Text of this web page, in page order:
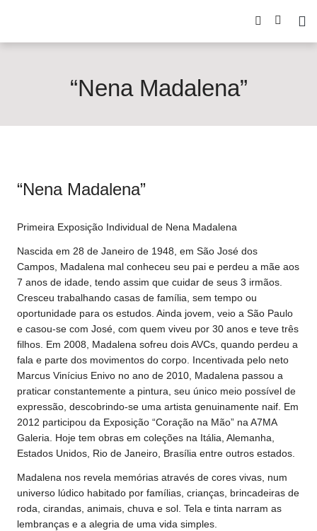
“Nena Madalena”
“Nena Madalena”
Primeira Exposição Individual de Nena Madalena
Nascida em 28 de Janeiro de 1948, em São José dos
Campos, Madalena mal conheceu seu pai e perdeu a mãe aos
7 anos de idade, tendo assim que cuidar de seus 3 irmãos.
Cresceu trabalhando casas de família, sem tempo ou
oportunidade para os estudos. Ainda jovem, veio a São Paulo
e casou-se com José, com quem viveu por 30 anos e teve três
filhos. Em 2008, Madalena sofreu dois AVCs, quando perdeu a
fala e parte dos movimentos do corpo. Incentivada pelo neto
Marcus Vinícius Enivo no ano de 2010, Madalena passou a
praticar constantemente a pintura, seu único meio possível de
expressão, descobrindo-se uma artista genuinamente naif. Em
2012 participou da Exposição “Coração na Mão” na A7MA
Galeria. Hoje tem obras em coleções na Itália, Alemanha,
Estados Unidos, Rio de Janeiro, Brasília entre outros estados.
Madalena nos revela memórias através de cores vivas, num
universo lúdico habitado por famílias, crianças, brincadeiras de
roda, cirandas, animais, chuva e sol. Tela e tinta narram as
lembranças e a alegria de uma vida simples.